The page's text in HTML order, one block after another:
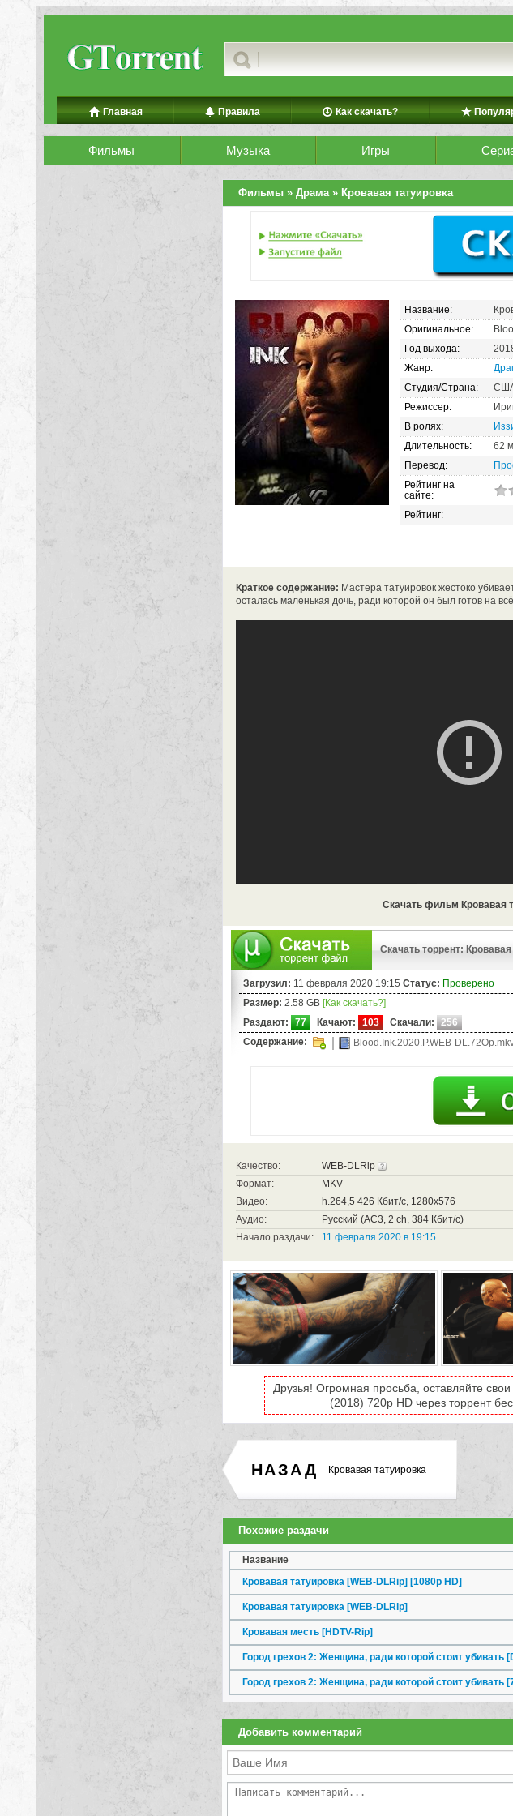
Главная Правила Как скачать?
Фильмы Музыка Игры
Фильмы » Драма» Кровавая татуировка
Название:
Оригинальное:
Год выхода:
Жанр:
Студия/Страна:
Режиссер:
В ролях:
Длительность:
62
Перевод:
Рейтинг на
сайте:
Рейтинг:
Краткое содержание: Мастера татуировок жестоко
осталась маленькая дочь, ради которой он был готов на
Скачать фильм Кровавая
Скачать торрент:
Загрузил: 11 февраля 2020 19:15 Статус: Проверено
Размер: 2.58 GB [Как скачать?]
Раздают:
77 Качают: 103 Скачали:
256
Содержание:
Blood.Ink.2020.P.WEB-
Качество:
WEB-DLRip
Формат:
MKV
Видео:
h.264,5 426 Кбит/с, 1280x576
Аудио:
Русский (AC3, 2 ch, 384 Кбит/с)
Начало раздачи:
11 февраля 2020 в 19:15
Друзья! Огромная просьба, оставляйте
(2018) 720p HD через торрент
НАЗАД Кровавая татуировка
Похожие раздачи
Название
Кровавая татуировка [WEB-DLRip] [1080p HD]
Кровавая татуировка [WEB-DLRip]
Кровавая месть [HDTV-Rip]
Город грехов 2: Женщина, ради которой стоит убивать
Город грехов 2: Женщина, ради которой стоит убивать
Добавить комментарий